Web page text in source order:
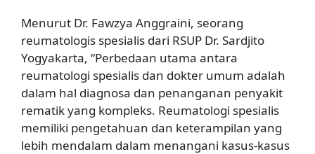
Menurut Dr. Fawzya Anggraini, seorang
reumatologis spesialis dari RSUP Dr. Sardjito
Yogyakarta, “Perbedaan utama antara
reumatologi spesialis dan dokter umum adalah
dalam hal diagnosa dan penanganan penyakit
rematik yang kompleks. Reumatologi spesialis
memiliki pengetahuan dan keterampilan yang
lebih mendalam dalam menangani kasus-kasus